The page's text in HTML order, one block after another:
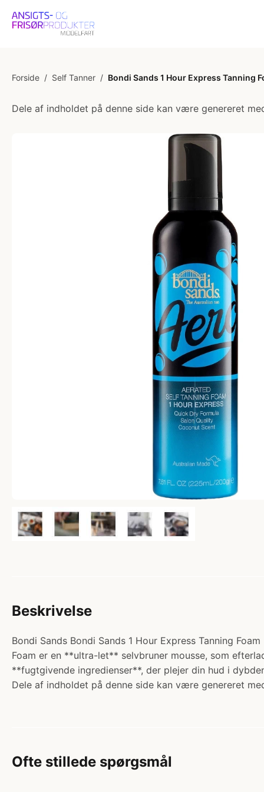
Forside / Self Tanner / Bondi Sands 1 Hour Express Tanning
Dele af indholdet på denne side kan være genereret
Beskrivelse
Bondi Sands Bondi Sands 1 Hour Express Tanning
Foam er en **ultra-let** selvbruner mousse, som
**fugtgivende ingredienser**, der plejer din hud i
Dele af indholdet på denne side kan være genereret
Ofte stillede spørgsmål